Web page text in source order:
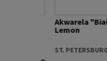
Akwarela
Lemon
ST. PETERSBURG